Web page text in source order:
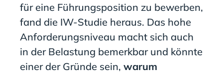
für eine Führungsposition zu bewerben,
fand die IW-Studie heraus. Das hohe
Anforderungsniveau macht sich auch
in der Belastung bemerkbar und könnte
einer der Gründe sein, warum